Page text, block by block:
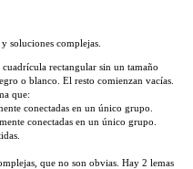
soluciones complejas.
cuadrícula rectangular sin un tamaño
o blanco. El resto comienzan vacías.
que:
conectadas en un único grupo.
conectadas en un único grupo.
que no son obvias. Hay 2 lemas